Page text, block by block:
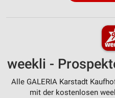
weekli -
Alle GALERIA Karstadt
mit der kostenlosen